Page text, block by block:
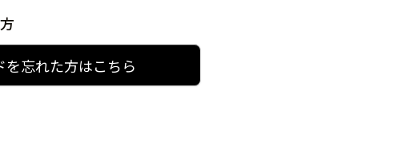
を忘れた方はこちら